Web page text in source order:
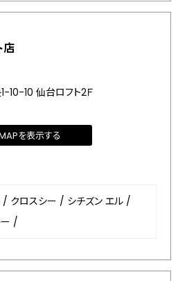
店
10-10 仙台ロフト2Ｆ
を表示する
/ クロスシー / シチズン エル /
/